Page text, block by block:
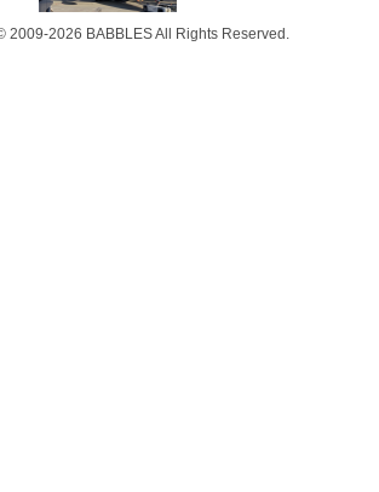
2009-2026 BABBLES All Rights Reserved.